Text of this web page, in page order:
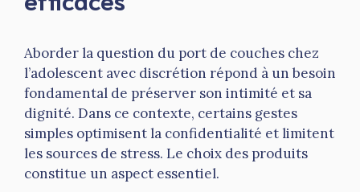
Aborder la question du port de couches chez
l’adolescent avec discrétion répond à un besoin
fondamental de préserver son intimité et sa
dignité. Dans ce contexte, certains gestes
simples optimisent la confidentialité et limitent
les sources de stress. Le choix des produits
constitue un aspect essentiel.